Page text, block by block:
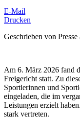
E-Mail
Drucken
Geschrieben von Presse
Am 6. März 2026 fand
Freigericht statt. Zu
Sportlerinnen und
eingeladen, die im
Leistungen erzielt
stark vertreten.